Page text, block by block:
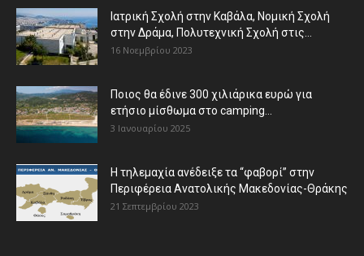
Ιατρική Σχολή στην Καβάλα, Νομική Σχολή
στην Δράμα, Πολυτεχνική Σχολή στις...
16 Νοεμβρίου 2023
Ποιος θα έδινε 300 χιλιάρικα ευρώ για
ετήσιο μίσθωμα στο camping...
3 Ιανουαρίου 2025
Η τηλεμαχία ανέδειξε τα “φαβορί” στην
Περιφέρεια Ανατολικής Μακεδονίας-Θράκης
21 Σεπτεμβρίου 2023